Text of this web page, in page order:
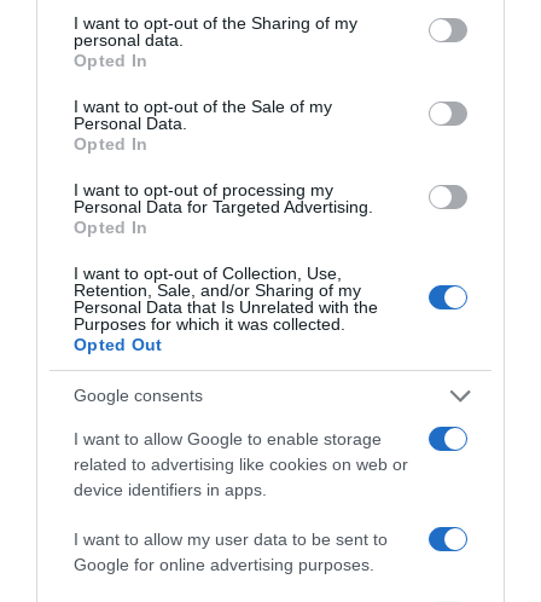
not limited to your visit or usage behaviour. You may click to
grant or deny consent to Google and its third-party tags to
use your data for below specified purposes in below Google
consent section.
I want to opt-out of the Sharing of my
personal data.
Opted In
I want to opt-out of the Sale of my
Personal Data.
Opted In
I want to opt-out of processing my
Personal Data for Targeted Advertising.
Opted In
I want to opt-out of Collection, Use,
Retention, Sale, and/or Sharing of my
Personal Data that Is Unrelated with the
Purposes for which it was collected.
Opted Out
Google consents
I want to allow Google to enable storage
related to advertising like cookies on web or
device identifiers in apps.
I want to allow my user data to be sent to
Google for online advertising purposes.
Megosztás: Facebook Pinterest
Címkék: szakítás,csók,továbblépés LL Junior , ex
titkos nő
Korábbi bejegyzések Következő bejegyzés
HASONLÓ BEJEGYZÉSEK